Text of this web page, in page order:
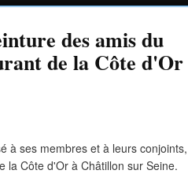
des amis du
de la Côte d'Or
à ses membres et à leurs conjoints,
la Côte d'Or à Châtillon sur Seine.